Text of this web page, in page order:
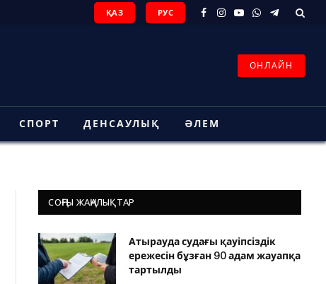
ҚАЗ РУС
Facebook
Instagram
YouTube
WhatsApp
Telegram
ОНЛАЙН
СПОРТ ДЕНСАУЛЫҚ ӘЛЕМ
СОҢҒЫ ЖАҢАЛЫҚТАР
Атырауда судағы қауіпсіздік
ережесін бұзған 90 адам жауапқа
тартылды